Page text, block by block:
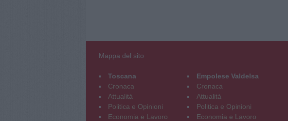
Mappa del sito
Toscana
Cronaca
Attualità
Politica e Opinioni
Economia e Lavoro
Empolese Valdelsa
Cronaca
Attualità
Politica e Opinioni
Economia e Lavoro